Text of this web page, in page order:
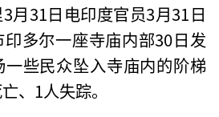
月31日电印度官员3月31日
多尔一座寺庙内部30日发
些民众坠入寺庙内的阶梯
、1人失踪。